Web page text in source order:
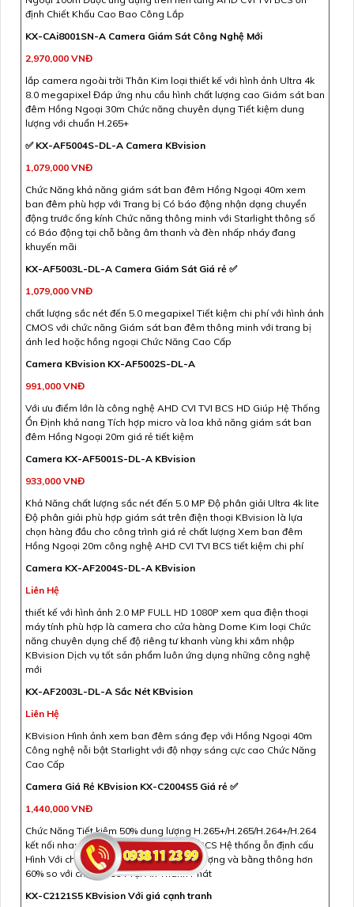
định Chiết Khấu Cao Bao Công Lắp
KX-CAi8001SN-A Camera Giám Sát Công Nghệ Mới
2,970,000 VNĐ
lắp camera ngoài trời Thân Kim loại thiết kế với hình ảnh Ultra 4k
8.0 megapixel Đáp ứng nhu cầu hình chất lượng cao Giám sát ban
đêm Hồng Ngoại 30m Chức năng chuyên dụng Tiết kiệm dung
lượng với chuẩn H.265+
✅ KX-AF5004S-DL-A Camera KBvision
1,079,000 VNĐ
Chức Năng khả năng giám sát ban đêm Hồng Ngoại 40m xem
ban đêm phù hợp với Trang bị Có báo động nhận dạng chuyển
động trước ống kính Chức năng thông minh với Starlight thông số
có Báo động tại chỗ bằng âm thanh và đèn nhấp nháy đang
khuyến mãi
KX-AF5003L-DL-A Camera Giám Sát Giá rẻ ✅
1,079,000 VNĐ
chất lượng sắc nét đến 5.0 megapixel Tiết kiệm chi phí với hình ảnh
CMOS với chức năng Giám sát ban đêm thông minh với trang bị
ánh led hoặc hồng ngoại Chức Năng Cao Cấp
Camera KBvision KX-AF5002S-DL-A
991,000 VNĐ
Với ưu điểm lớn là công nghệ AHD CVI TVI BCS HD Giúp Hệ Thống
Ổn Định khả nang Tích hợp micro và loa khả năng giám sát ban
đêm Hồng Ngoại 20m giá rẻ tiết kiệm
Camera KX-AF5001S-DL-A KBvision
933,000 VNĐ
Khả Năng chất lượng sắc nét đến 5.0 MP Độ phân giải Ultra 4k lite
Độ phân giải phù hợp giám sát trên điện thoại KBvision là lựa
chọn hàng đầu cho công trình giá rẻ chất lượng Xem ban đêm
Hồng Ngoại 20m công nghệ AHD CVI TVI BCS tiết kiệm chi phí
Camera KX-AF2004S-DL-A KBvision
Liên Hệ
thiết kế với hình ảnh 2.0 MP FULL HD 1080P xem qua điện thoại
máy tính phù hợp là camera cho cửa hàng Dome Kim loại Chức
năng chuyên dụng chế độ riêng tư khanh vùng khi xâm nhập
KBvision Dịch vụ tốt sản phẩm luôn ứng dụng những công nghệ
mới
KX-AF2003L-DL-A Sắc Nét KBvision
Liên Hệ
KBvision Hình ảnh xem ban đêm sáng đẹp với Hồng Ngoại 40m
Công nghệ nỗi bật Starlight với độ nhạy sáng cực cao Chức Năng
Cao Cấp
Camera Giá Rẻ KBvision KX-C2004S5 Giá rẻ ✅
1,440,000 VNĐ
Chức Năng Tiết kiệm 50% dung lượng H.265+/H.265/H.264+/H.264
kết nối nhanh với trang bị AHD CVI TVI BCS Hệ thống ỗn định cấu
Hình Với chuẩn nén H.265+ Giảm dung lượng và bằng thông hơn
60% so với chuẩn h264 Tại An Thành Phát
KX-C2121S5 KBvision Với giá cạnh tranh